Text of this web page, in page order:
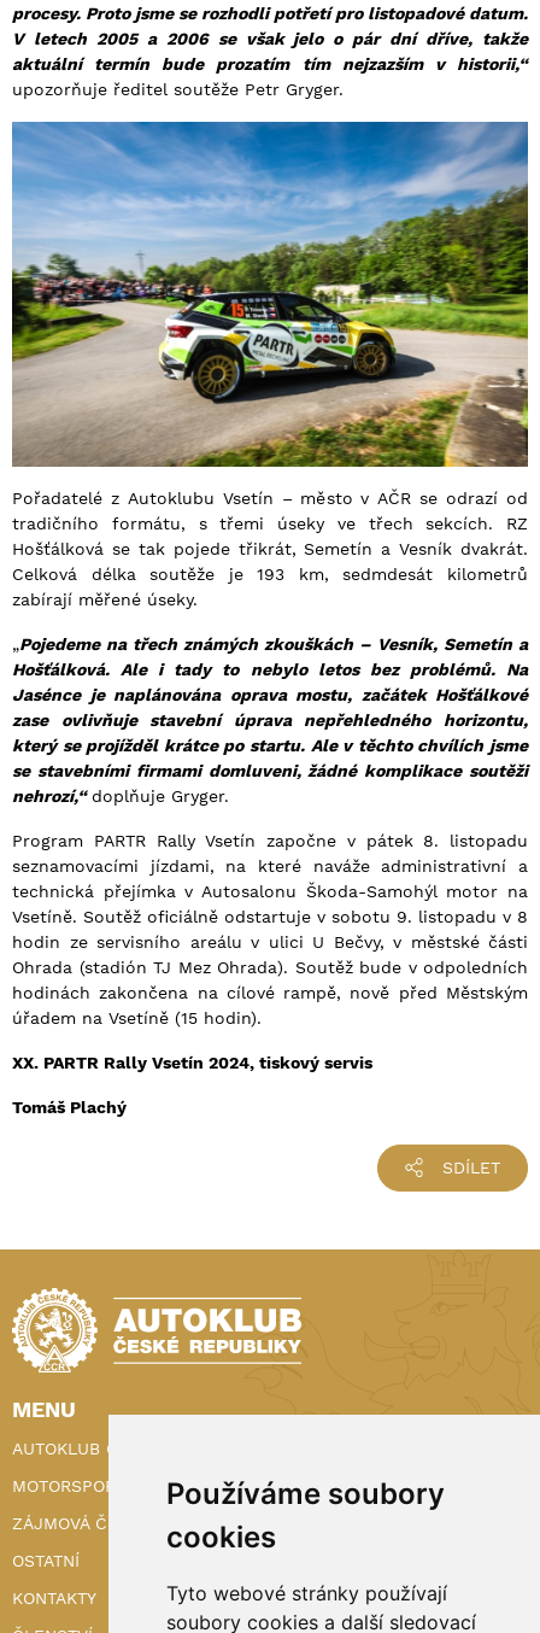
Používáme soubory
cookies
Tyto webové stránky používají
soubory cookies a další sledovací
procesy. Proto jsme se rozhodli potřetí pro listopadové datum.
V letech 2005 a 2006 se však jelo o pár dní dříve, takže
aktuální termín bude prozatím tím nejzazším v historii,“
upozorňuje ředitel soutěže Petr Gryger.
Pořadatelé z Autoklubu Vsetín – město v AČR se odrazí od
tradičního formátu, s třemi úseky ve třech sekcích. RZ
Hošťálková se tak pojede třikrát, Semetín a Vesník dvakrát.
Celková délka soutěže je 193 km, sedmdesát kilometrů
zabírají měřené úseky.
„Pojedeme na třech známých zkouškách – Vesník, Semetín a
Hošťálková. Ale i tady to nebylo letos bez problémů. Na
Jasénce je naplánována oprava mostu, začátek Hošťálkové
zase ovlivňuje stavební úprava nepřehledného horizontu,
který se projížděl krátce po startu. Ale v těchto chvílích jsme
se stavebními firmami domluveni, žádné komplikace soutěži
nehrozí,“ doplňuje Gryger.
Program PARTR Rally Vsetín započne v pátek 8. listopadu
seznamovacími jízdami, na které naváže administrativní a
technická přejímka v Autosalonu Škoda-Samohýl motor na
Vsetíně. Soutěž oficiálně odstartuje v sobotu 9. listopadu v 8
hodin ze servisního areálu v ulici U Bečvy, v městské části
Ohrada (stadión TJ Mez Ohrada). Soutěž bude v odpoledních
hodinách zakončena na cílové rampě, nově před Městským
úřadem na Vsetíně (15 hodin).
XX. PARTR Rally Vsetín 2024, tiskový servis
Tomáš Plachý
SDÍLET
MENU
AUTOKLUB ČR
MOTORSPORT
ZÁJMOVÁ ČINNOST
OSTATNÍ
KONTAKTY